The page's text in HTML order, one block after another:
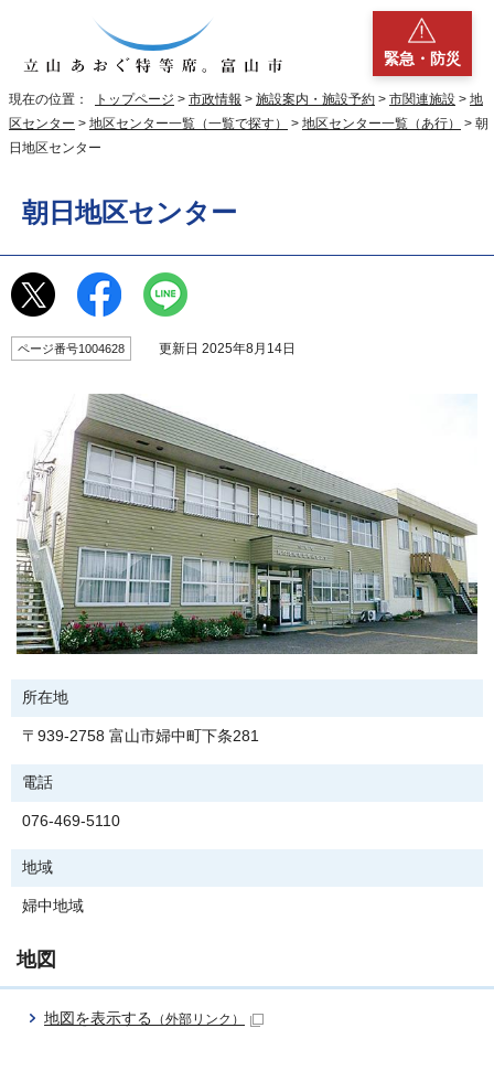
緊急・防災
現在の位置： トップページ > 市政情報 > 施設案内・施設予約 > 市関連施設 > 地
区センター > 地区センター一覧（一覧で探す） > 地区センター一覧（あ行）
> 朝
日地区センター
朝日地区センター
ページ番号1004628 更新日 2025年8月14日
所在地
〒939-2758 富山市婦中町下条281
電話
076-469-5110
地域
婦中地域
地図
地図を表示する （外部リンク）